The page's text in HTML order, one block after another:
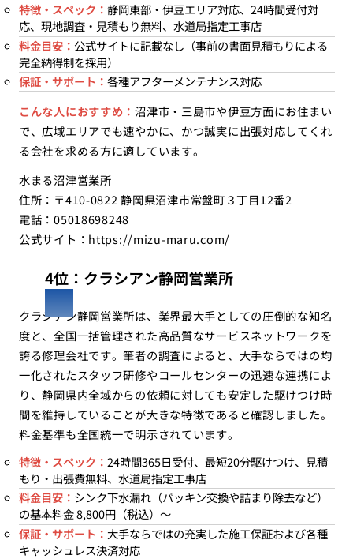
特徴・スペック： 静岡東部・伊豆エリア対応、24時間受付対
応、現地調査・見積もり無料、水道局指定工事店
料金目安： 公式サイトに記載なし（事前の書面見積もりによる
完全納得制を採用）
保証・サポート： 各種アフターメンテナンス対応
こんな人におすすめ：沼津市・三島市や伊豆方面にお住まい
で、広域エリアでも速やかに、かつ誠実に出張対応してくれ
る会社を求める方に適しています。
水まる沼津営業所
住所：〒410-0822 静岡県沼津市常盤町３丁目12番2
電話：05018698248
公式サイト： https://mizu-maru.com/
4位：クラシアン静岡営業所
クラシアン静岡営業所は、業界最大手としての圧倒的な知名
度と、全国一括管理された高品質なサービスネットワークを
誇る修理会社です。筆者の調査によると、大手ならではの均
一化されたスタッフ研修やコールセンターの迅速な連携によ
り、静岡県内全域からの依頼に対しても安定した駆けつけ時
間を維持していることが大きな特徴であると確認しました。
料金基準も全国統一で明示されています。
特徴・スペック： 24時間365日受付、最短20分駆けつけ、見積
もり・出張費無料、水道局指定工事店
料金目安： シンク下水漏れ（パッキン交換や詰まり除去など）
の基本料金 8,800円（税込）〜
保証・サポート： 大手ならではの充実した施工保証および各種
キャッシュレス決済対応